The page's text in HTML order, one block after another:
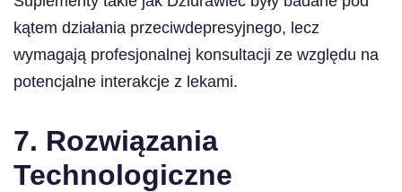
kątem działania przeciwdepresyjnego, lecz
wymagają profesjonalnej konsultacji ze względu na
potencjalne interakcje z lekami.
7. Rozwiązania
Technologiczne